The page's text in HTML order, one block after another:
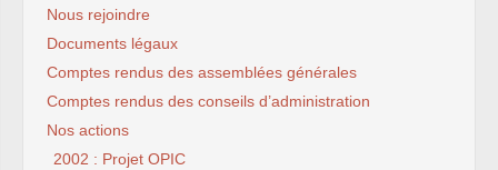
Nous rejoindre
Documents légaux
Comptes rendus des assemblées générales
Comptes rendus des conseils d’administration
Nos actions
2002 : Projet OPIC